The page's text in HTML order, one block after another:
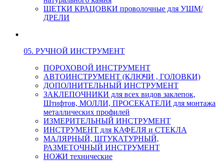
ЩЕТКИ КРАЦОВКИ проволочные для УШМ/
ДРЕЛИ
05. РУЧНОЙ ИНСТРУМЕНТ
ПОРОХОВОЙ ИНСТРУМЕНТ
АВТОИНСТРУМЕНТ (КЛЮЧИ , ГОЛОВКИ)
ДОПОЛНИТЕЛЬНЫЙ ИНСТРУМЕНТ
ЗАКЛЕПОЧНИКИ для всех видов заклепок,
Штифтов, МОЛЛИ, ПРОСЕКАТЕЛИ для монтажа
металлических профилей
ИЗМЕРИТЕЛЬНЫЙ ИНСТРУМЕНТ
ИНСТРУМЕНТ для КАФЕЛЯ и СТЕКЛА
МАЛЯРНЫЙ, ШТУКАТУРНЫЙ,
РАЗМЕТОЧНЫЙ ИНСТРУМЕНТ
НОЖИ технические